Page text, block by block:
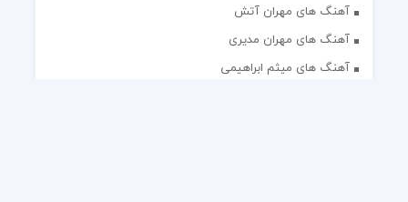
آهنگ های مهران آتش
آهنگ های مهران مدیری
آهنگ های میثم ابراهیمی